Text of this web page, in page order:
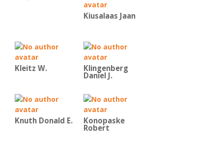
Kiusalaas Jaan
Kleitz W. Klingenberg
Daniel J.
Knuth Donald E. Konopaske
Robert